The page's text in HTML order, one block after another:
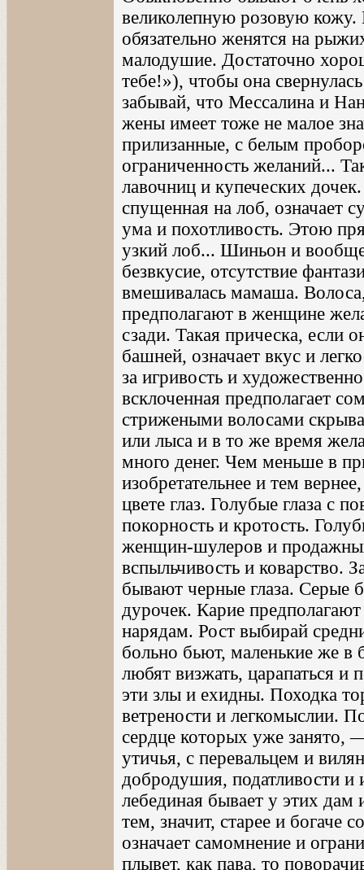
великолепную розовую кожу.
обязательно женятся на
малодушие. Достаточно
тебе!»), чтобы она
забывай, что Мессалина и
жены имеет тоже не малое
прилизанные, с белым
ограниченность желаний...
лавочниц и купеческих
спущенная на лоб, означает
ума и похотливость. Этою
узкий лоб... Шиньон и
безвкусие, отсутствие
вмешивалась мамаша.
предполагают в женщине
сзади. Такая прическа, если
башней, означает вкус и
за игривость и
всклоченная предполагает
стрижеными волосами
или лыса и в то же время
много денег. Чем меньше в
изобретательнее и тем
цвете глаз. Голубые глаза с
покорность и кротость.
женщин-шулеров и
вспыльчивость и коварство.
бывают черные глаза. Серые
дурочек. Карие
нарядам. Рост выбирай
больно бьют, маленькие же в
любят визжать, царапаться и
эти злы и ехидны. Походка
ветрености и легкомыслии.
сердце которых уже занято,
утичья, с перевальцем и
добродушия, податливости и
лебединая бывает у этих дам
тем, значит, старее и богаче
означает самомнение и
плывет, как пава, то